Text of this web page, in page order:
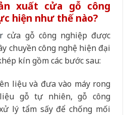
xuất cửa gỗ công
hiện như thế nào?
cửa gỗ công nghiệp được
chuyền công nghệ hiện đại
kín gồm các bước sau:
liệu và đưa vào máy rong
gỗ tự nhiên, gỗ công
lý tẩm sấy để chống mối